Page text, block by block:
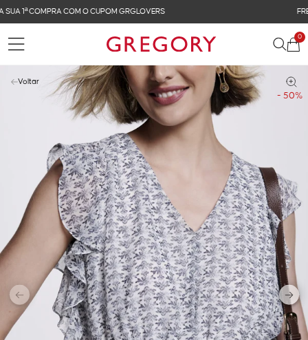
FRETE GRÁTIS NAS COMPRAS ACIMA DE R$ 899
0
- 50%
Voltar